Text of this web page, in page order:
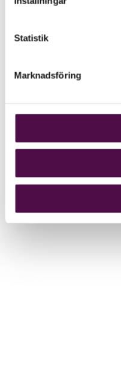
Statistik
Marknadsföring